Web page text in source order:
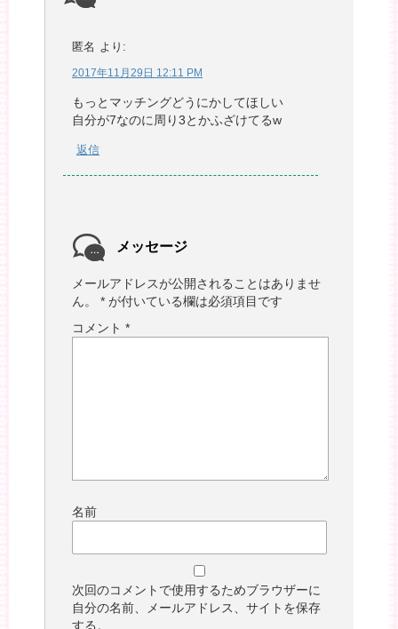
匿名 より:
2017年11月29日 12:11 PM
もっとマッチングどうにかしてほしい
自分が7なのに周り3とかふざけてるw
返信
メッセージ
メールアドレスが公開されることはありませ
ん。
* が付いている欄は必須項目です
コメント *
名前
次回のコメントで使用するためブラウザーに
自分の名前、メールアドレス、サイトを保存
する。